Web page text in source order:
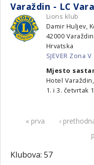
Varaždin - LC
Lions klub
Damir Huljev,
42000 Varaždin
Hrvatska
SJEVER Zona V
Mjesto
Hotel
1. i 3. četvrtak
Stranice
« prva ‹
Klubova: 57